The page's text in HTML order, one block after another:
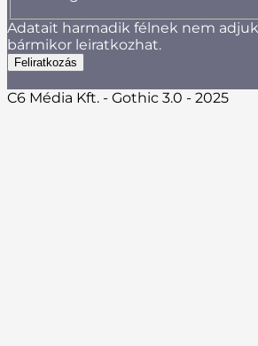
Adatait harmadik félnek nem
bármikor leiratkozhat.
C6 Média Kft. - Gothic 3.0 - 2025